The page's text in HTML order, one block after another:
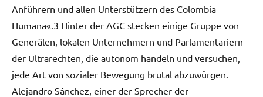
Anführern und allen Unterstützern des Colombia
Humana«.3 Hinter der AGC stecken einige Gruppe von
Generälen, lokalen Unternehmern und Parlamentariern
der Ultrarechten, die autonom handeln und versuchen,
jede Art von sozialer Bewegung brutal abzuwürgen.
Alejandro Sánchez, einer der Sprecher der